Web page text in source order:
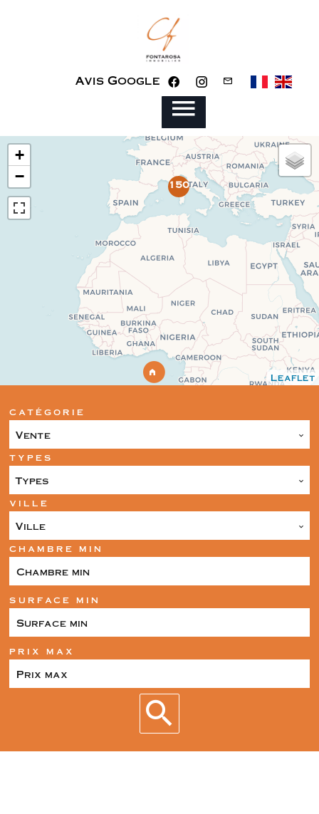
Avis Google
150
+
−
Leaflet
CATÉGORIE
Vente
TYPES
Types
VILLE
Ville
CHAMBRE MIN
SURFACE MIN
PRIX MAX